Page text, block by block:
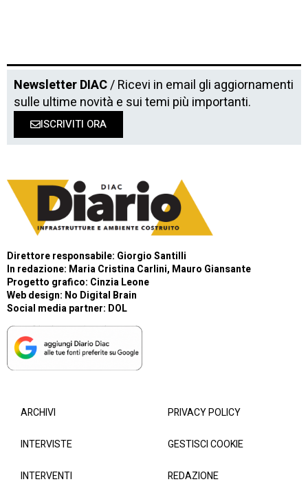
Newsletter DIAC/ Ricevi in email gli aggiornamenti
sulle ultime novità e sui temi più importanti.
ISCRIVITI ORA
Direttore responsabile: Giorgio Santilli
In redazione: Maria Cristina Carlini, Mauro Giansante
Progetto grafico: Cinzia Leone
Web design: No Digital Brain
Social media partner: DOL
ARCHIVI
INTERVISTE
INTERVENTI
PRIVACY POLICY
GESTISCI COOKIE
REDAZIONE